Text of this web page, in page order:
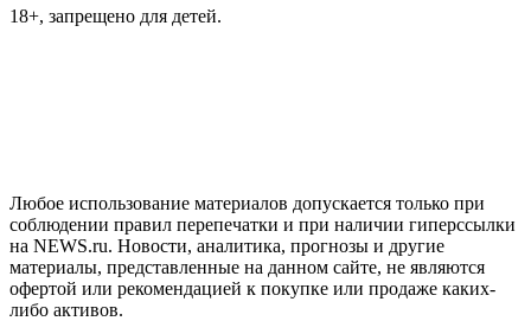
18+, запрещено для детей.
Любое использование материалов допускается только при
соблюдении правил перепечатки и при наличии гиперссылки
на NEWS.ru. Новости, аналитика, прогнозы и другие
материалы, представленные на данном сайте, не являются
офертой или рекомендацией к покупке или продаже каких-
либо активов.